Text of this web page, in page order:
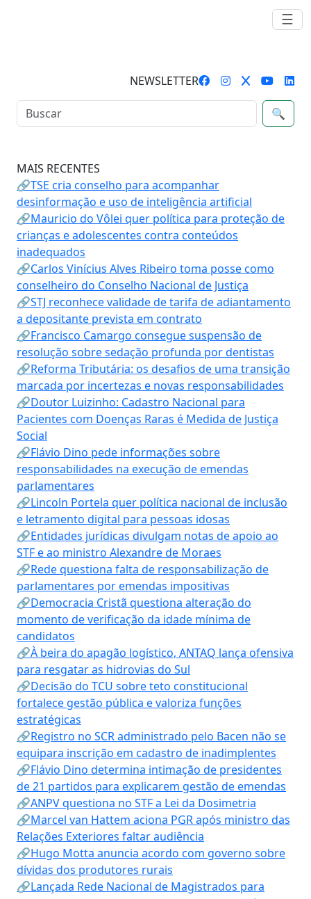
☰
NEWSLETTER
🔍
MAIS RECENTES
🔗TSE cria conselho para acompanhar
desinformação e uso de inteligência artificial
🔗Mauricio do Vôlei quer política para proteção de
crianças e adolescentes contra conteúdos
inadequados
🔗Carlos Vinícius Alves Ribeiro toma posse como
conselheiro do Conselho Nacional de Justiça
🔗STJ reconhece validade de tarifa de adiantamento
a depositante prevista em contrato
🔗Francisco Camargo consegue suspensão de
resolução sobre sedação profunda por dentistas
🔗Reforma Tributária: os desafios de uma transição
marcada por incertezas e novas responsabilidades
🔗Doutor Luizinho: Cadastro Nacional para
Pacientes com Doenças Raras é Medida de Justiça
Social
🔗Flávio Dino pede informações sobre
responsabilidades na execução de emendas
parlamentares
🔗Lincoln Portela quer política nacional de inclusão
e letramento digital para pessoas idosas
🔗Entidades jurídicas divulgam notas de apoio ao
STF e ao ministro Alexandre de Moraes
🔗Rede questiona falta de responsabilização de
parlamentares por emendas impositivas
🔗Democracia Cristã questiona alteração do
momento de verificação da idade mínima de
candidatos
🔗À beira do apagão logístico, ANTAQ lança ofensiva
para resgatar as hidrovias do Sul
🔗Decisão do TCU sobre teto constitucional
fortalece gestão pública e valoriza funções
estratégicas
🔗Registro no SCR administrado pelo Bacen não se
equipara inscrição em cadastro de inadimplentes
🔗Flávio Dino determina intimação de presidentes
de 21 partidos para explicarem gestão de emendas
🔗ANPV questiona no STF a Lei da Dosimetria
🔗Marcel van Hattem aciona PGR após ministro das
Relações Exteriores faltar audiência
🔗Hugo Motta anuncia acordo com governo sobre
dívidas dos produtores rurais
🔗Lançada Rede Nacional de Magistrados para